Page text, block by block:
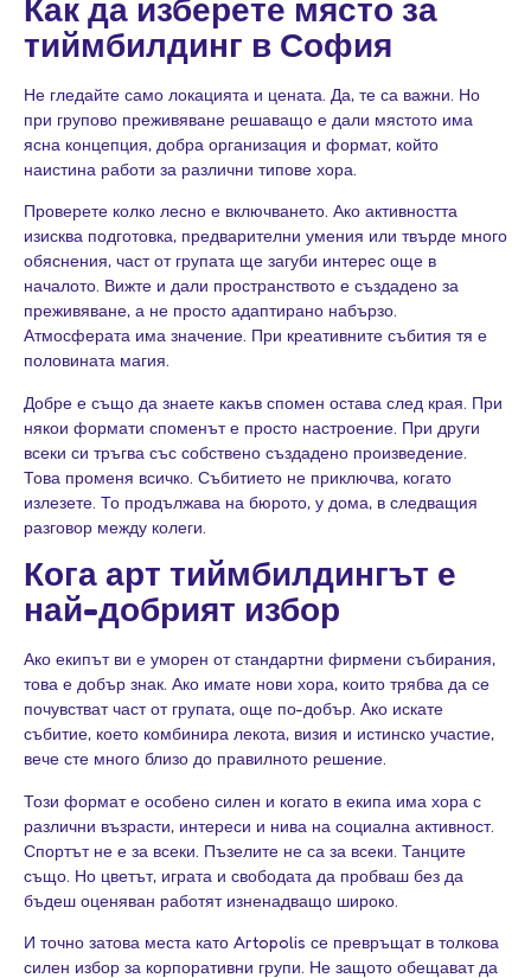
Как да изберете място за
тиймбилдинг в София
Не гледайте само локацията и цената. Да, те са важни. Но
при групово преживяване решаващо е дали мястото има
ясна концепция, добра организация и формат, който
наистина работи за различни типове хора.
Проверете колко лесно е включването. Ако активността
изисква подготовка, предварителни умения или твърде много
обяснения, част от групата ще загуби интерес още в
началото. Вижте и дали пространството е създадено за
преживяване, а не просто адаптирано набързо.
Атмосферата има значение. При креативните събития тя е
половината магия.
Добре е също да знаете какъв спомен остава след края. При
някои формати споменът е просто настроение. При други
всеки си тръгва със собствено създадено произведение.
Това променя всичко. Събитието не приключва, когато
излезете. То продължава на бюрото, у дома, в следващия
разговор между колеги.
Кога арт тиймбилдингът е
най-добрият избор
Ако екипът ви е уморен от стандартни фирмени събирания,
това е добър знак. Ако имате нови хора, които трябва да се
почувстват част от групата, още по-добър. Ако искате
събитие, което комбинира лекота, визия и истинско участие,
вече сте много близо до правилното решение.
Този формат е особено силен и когато в екипа има хора с
различни възрасти, интереси и нива на социална активност.
Спортът не е за всеки. Пъзелите не са за всеки. Танците
също. Но цветът, играта и свободата да пробваш без да
бъдеш оценяван работят изненадващо широко.
И точно затова места като Artopolis се превръщат в толкова
силен избор за корпоративни групи. Не защото обещават да